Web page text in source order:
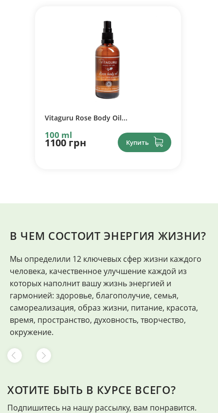
Vitaguru Rose Body Oil...
100 ml
1100 грн Купить
В ЧЕМ СОСТОИТ ЭНЕРГИЯ ЖИЗНИ?
Мы определили 12 ключевых сфер жизни каждого
человека, качественное улучшение каждой из
которых наполнит вашу жизнь энергией и
гармонией: здоровье, благополучие, семья,
самореализация, образ жизни, питание, красота,
время, пространство, духовность, творчество,
окружение.
ХОТИТЕ БЫТЬ В КУРСЕ ВСЕГО?
Подпишитесь на нашу рассылку, вам понравится.